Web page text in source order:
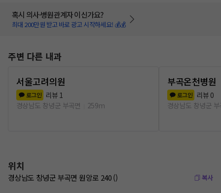
혹시 의사·병원관계자 이신가요?
최대 200만원 받고 바로 광고 시작하세요! 💰💰
주변 다른 내과
서울고려의원
로그인 리뷰 1
경상남도 창녕군 부곡면
259m
부곡온천병원
로그인 리뷰 0
경상남도 창녕군
위치
경상남도 창녕군 부곡면 원앙로 240 () 복사